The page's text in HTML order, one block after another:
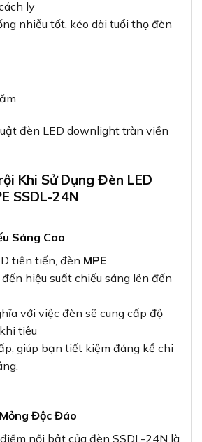
ly
nhiễu tốt, kéo dài tuổi thọ đèn
Khi Sử Dụng Đèn LED
SSDL-24N
Sáng Cao
tiên tiến, đèn MPE
hiệu suất chiếu sáng lên đến
với việc đèn sẽ cung cấp độ
tiêu
giúp bạn tiết kiệm đáng kể chi
Độc Đáo
nổi bật của đèn SSDL-24N là